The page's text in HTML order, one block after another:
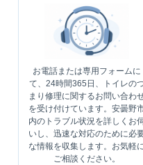
お電話または専用フォームに
て、24時間365日、トイレの
まり修理に関するお問い合わ
を受け付けています。安曇野
内のトラブル状況を詳しくお
いし、迅速な対応のために必
な情報を収集します。お気軽
ご相談ください。